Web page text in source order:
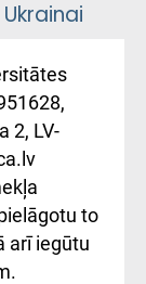
Східної
співпраця з
2, LV-
to
arī iegūtu